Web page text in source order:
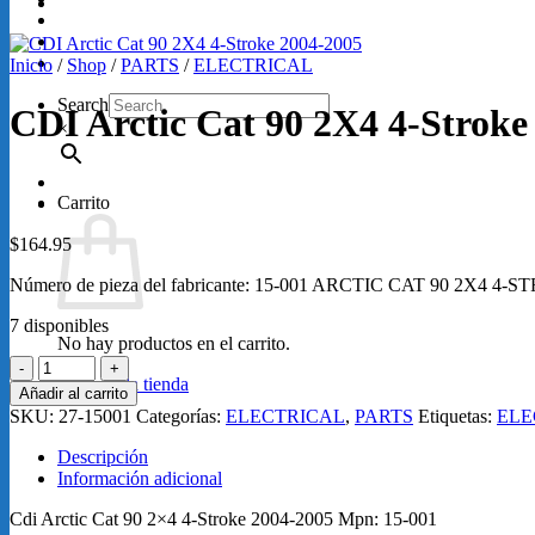
SERVICIOS
Loretta Lynn 2026
Search
×
Carrito
No hay productos en el carrito.
Volver a la tienda
Inicio / Shop / PARTS / ELECTRICAL
CDI Arctic Cat 90 2X4 4-Stroke
$164.95
Número de pieza del fabricante: 15-001 ARCTIC CAT 90 2X4 4-
7 disponibles
CDI
Arctic
Cat
90
2X4
4-
Stroke
2004-
Añadir al carrito
SKU: 27-15001 Categorías: ELECTRICAL, PARTS Etiquetas:
Descripción
Información adicional
Cdi Arctic Cat 90 2×4 4-Stroke 2004-2005 Mpn: 15-001